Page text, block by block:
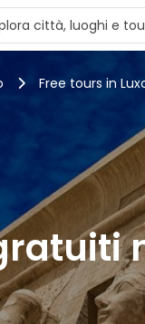
Free tours in